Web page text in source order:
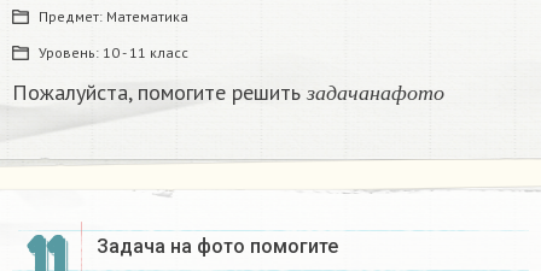
Предмет: Математика
Уровень: 10 - 11 класс
Пожалуйста, помогите решить з а д а ч а н а ф о т о
Задача на фото помогите​